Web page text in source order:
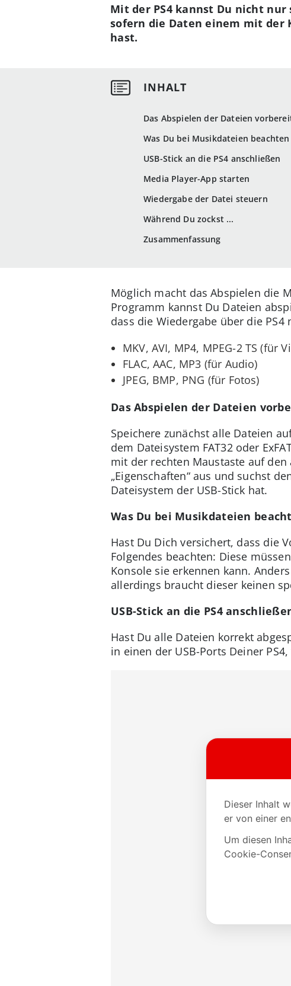
Das Abspielen der Dateien
Was Du bei Musikdateien
USB-Stick an die PS4 anschließen
Media Player-App starten
Wiedergabe der Datei steuern
Während Du zockst ...
Zusammenfassung
Mit der PS4 kannst Du nicht nur
sofern die Daten einem mit der
hast.
Möglich macht das Abspielen die
Programm kannst Du Dateien
dass die Wiedergabe über die
MKV, AVI, MP4, MPEG-2 TS (für
FLAC, AAC, MP3 (für Audio)
JPEG, BMP, PNG (für Fotos)
Das Abspielen der Dateien
Speichere zunächst alle Dateien
dem Dateisystem FAT32 oder
mit der rechten Maustaste auf
„Eigenschaften“ aus und suchst
Dateisystem der USB-Stick hat.
Was Du bei Musikdateien
Hast Du Dich versichert, dass die
Folgendes beachten: Diese
Konsole sie erkennen kann.
allerdings braucht dieser keinen
USB-Stick an die PS4
Hast Du alle Dateien korrekt
in einen der USB-Ports Deiner